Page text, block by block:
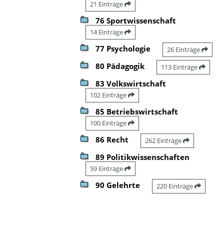
21 Einträge
76 Sportwissenschaft
14 Einträge
77 Psychologie 26 Einträge
80 Pädagogik 113 Einträge
83 Volkswirtschaft
102 Einträge
85 Betriebswirtschaft
100 Einträge
86 Recht 262 Einträge
89 Politikwissenschaften
59 Einträge
90 Gelehrte 220 Einträge